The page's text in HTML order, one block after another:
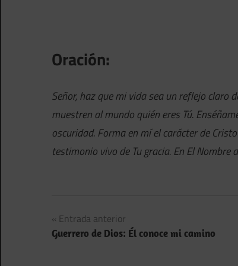
Oración:
Señor, haz que mi vida sea un reflejo claro
muestren al mundo quién eres Tú.
oscuridad. Forma en mí el carácter de
testimonio vivo de Tu gracia. En El Nombre
Navegación
de
Entrada anterior
Guerrero de Dios: Él conoce mi camino